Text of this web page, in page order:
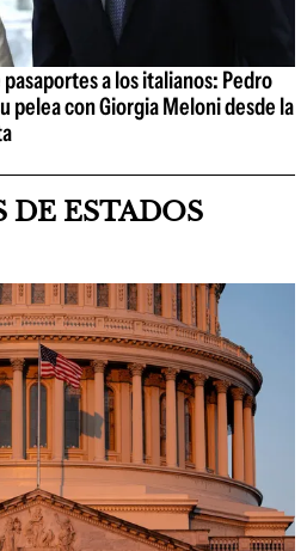
a los italianos: Pedro
pelea con Giorgia Meloni desde la
ESTADOS